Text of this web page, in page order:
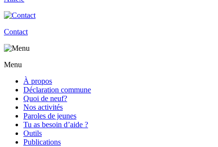
Contact
Menu
À propos
Déclaration commune
Quoi de neuf?
Nos activités
Paroles de jeunes
Tu as besoin d’aide ?
Outils
Publications